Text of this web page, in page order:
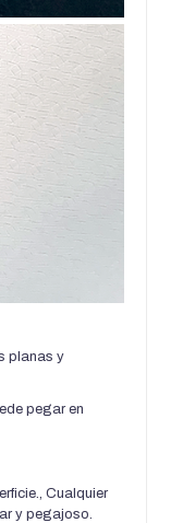
planas y
pegar en
Cualquier
y pegajoso.